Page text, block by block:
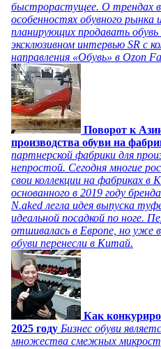
быстрорастущее. О трендах в
особенностях обувного рынка
планирующих продавать обувь
эксклюзивном интервью SR с
направления «Обувь» в Ozon
Поворот к
производства обуви на
партнерской фабрики для
непростой. Сегодня многие
свои коллекции на фабриках в
основанного в 2019 году
N.aked легла идея выпуска
идеальной посадкой по ноге.
отшивалась в Европе, но уже
обуви перенесли в Китай.
Как
2025 году Бизнес обуви
множества смежных